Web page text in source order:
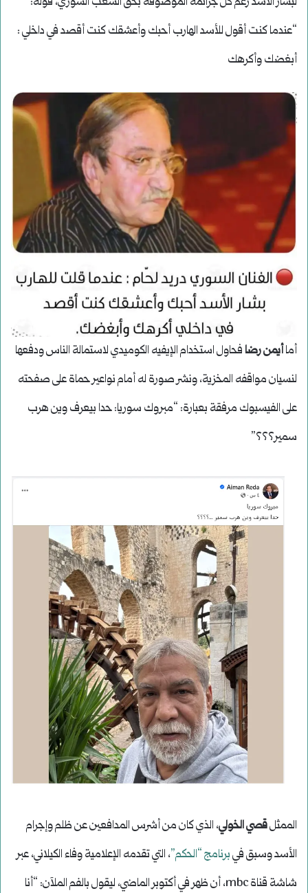
“عندما كنت أقول للأسد الهارب أحبك وأعشقك كنت أقصد في داخلي :
أبغضك وأكرهك
أماأيمن رضا فحاول استخدام الإيفيه الكوميدي لاستمالة الناس ودفعها
لنسيان مواقفه المخزية، ونشر صورة له أمام نواعير حماة على صفحته
على الفيسبوك مرفقة بعبارة: “مبروك سوريا: حدا بيعرف وين هرب
سمير؟؟؟”
الممثلقصي الخولي، الذي كان من أشرس المدافعين عن ظلم وإجرام
الأسد وسبق فيبرنامج “الحكم”، التي تقدمه الإعلامية وفاء الكيلاني، عبر
شاشة قناة mbc، أن ظهر في أكتوبر الماضي، ليقول بالفم الملآن: “أنا